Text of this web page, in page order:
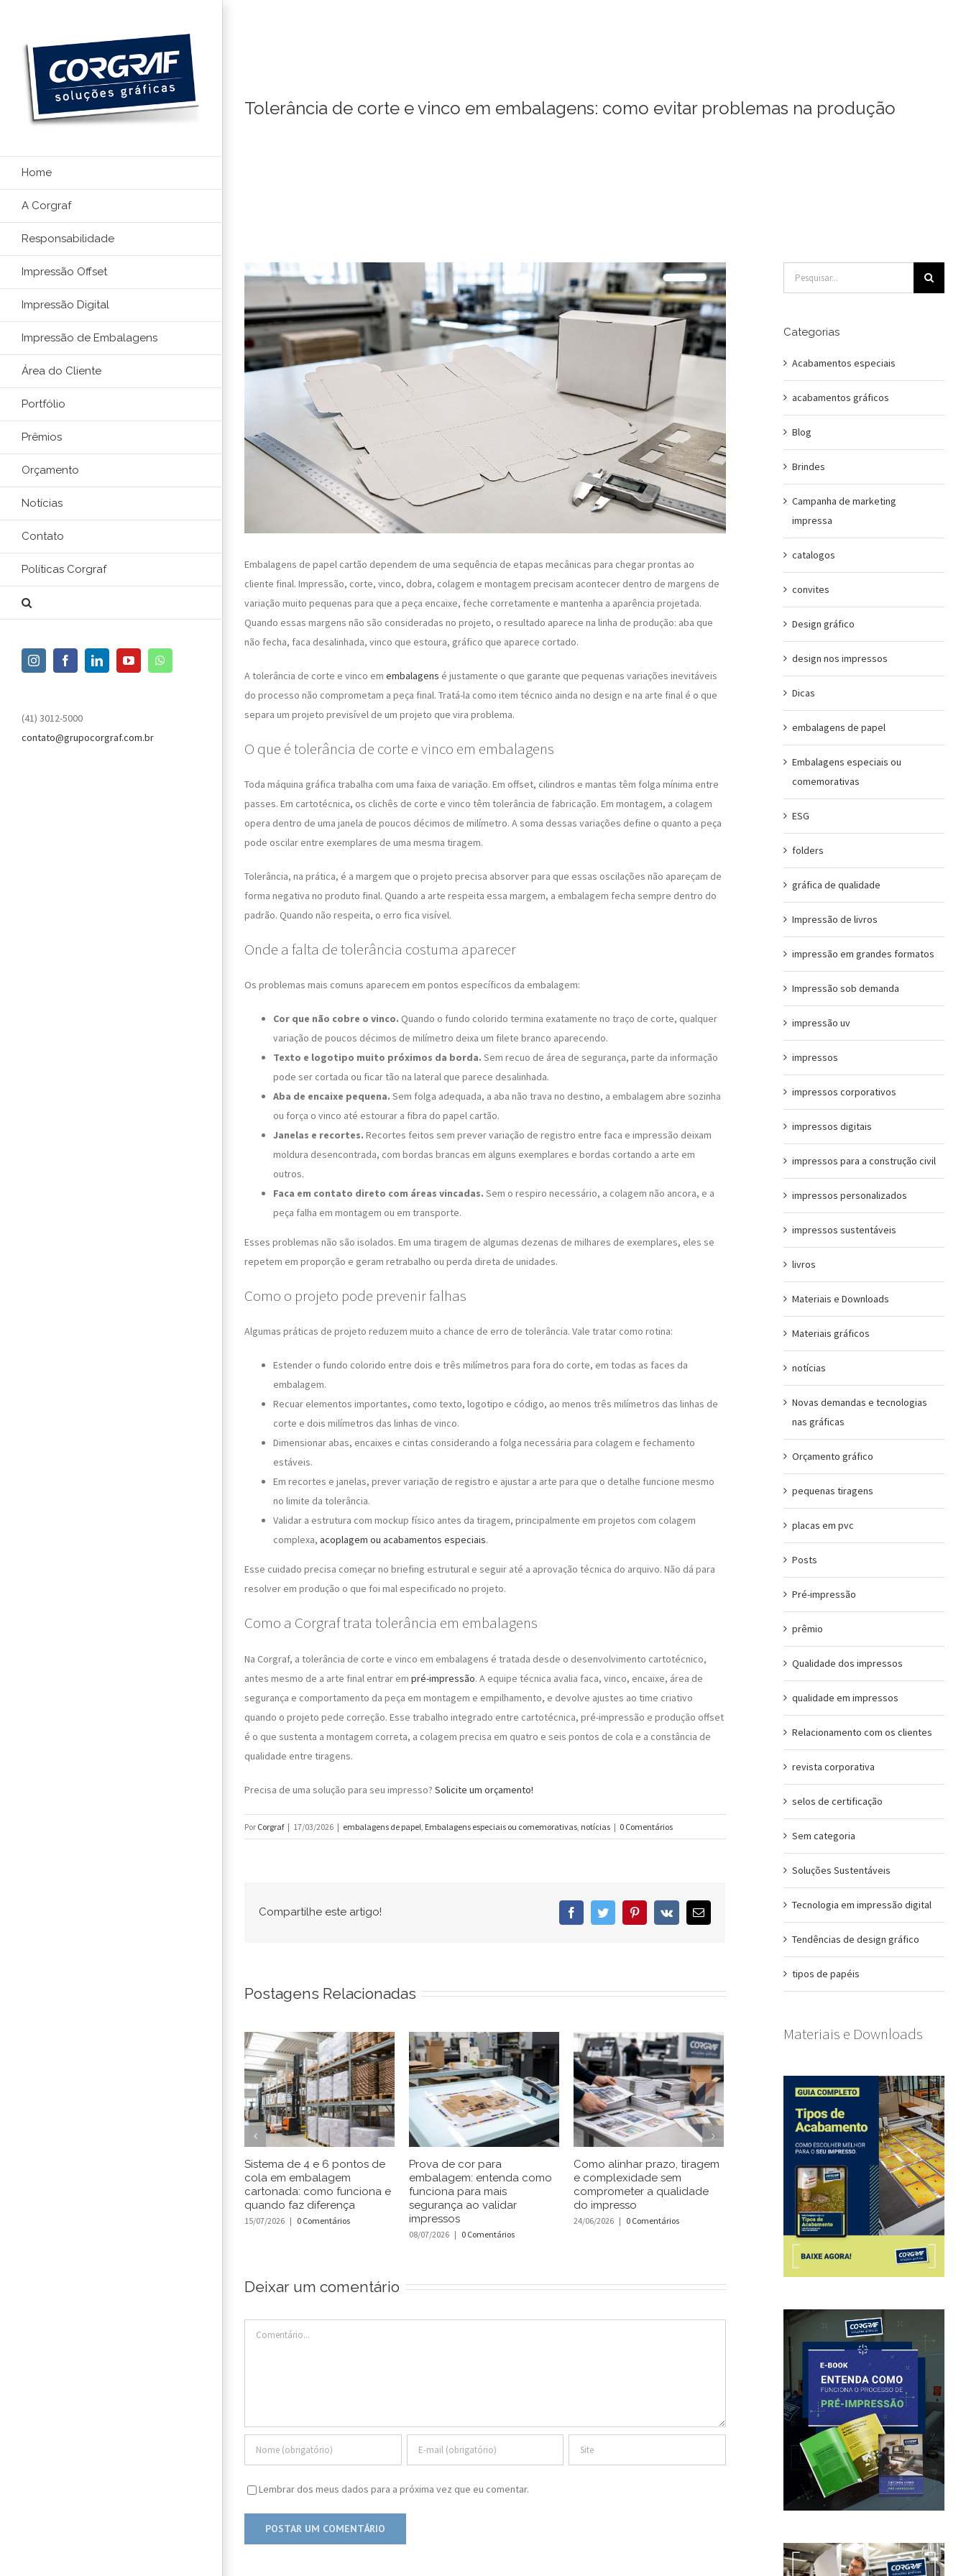
conteúdo
Home
A Corgraf
Responsabilidade
Impressão Offset
Impressão Digital
Impressão de Embalagens
Área do Cliente
Portfólio
Prêmios
Orçamento
Notícias
Contato
Políticas Corgraf
InstagramFacebookLinkedInYouTube
(41) 3012-5000
contato@grupocorgraf.com.br
Tolerância de corte e vinco em embalagens: como evitar problemas na produção
Embalagens de papel cartão dependem de uma sequência de etapas mecânicas para chegar prontas ao
cliente final. Impressão, corte, vinco, dobra, colagem e montagem precisam acontecer dentro de margens de
variação muito pequenas para que a peça encaixe, feche corretamente e mantenha a aparência projetada.
Quando essas margens não são consideradas no projeto, o resultado aparece na linha de produção: aba que
não fecha, faca desalinhada, vinco que estoura, gráfico que aparece cortado.
A tolerância de corte e vinco em embalagens é justamente o que garante que pequenas variações inevitáveis
do processo não comprometam a peça final. Tratá-la como item técnico ainda no design e na arte final é o que
separa um projeto previsível de um projeto que vira problema.
O que é tolerância de corte e vinco em embalagens
Toda máquina gráfica trabalha com uma faixa de variação. Em offset, cilindros e mantas têm folga mínima entre
passes. Em cartotécnica, os clichês de corte e vinco têm tolerância de fabricação. Em montagem, a colagem
opera dentro de uma janela de poucos décimos de milímetro. A soma dessas variações define o quanto a peça
pode oscilar entre exemplares de uma mesma tiragem.
Tolerância, na prática, é a margem que o projeto precisa absorver para que essas oscilações não apareçam de
forma negativa no produto final. Quando a arte respeita essa margem, a embalagem fecha sempre dentro do
padrão. Quando não respeita, o erro fica visível.
Onde a falta de tolerância costuma aparecer
Os problemas mais comuns aparecem em pontos específicos da embalagem:
Cor que não cobre o vinco. Quando o fundo colorido termina exatamente no traço de corte, qualquer
variação de poucos décimos de milímetro deixa um filete branco aparecendo.
Texto e logotipo muito próximos da borda. Sem recuo de área de segurança, parte da informação
pode ser cortada ou ficar tão na lateral que parece desalinhada.
Aba de encaixe pequena. Sem folga adequada, a aba não trava no destino, a embalagem abre sozinha
ou força o vinco até estourar a fibra do papel cartão.
Janelas e recortes. Recortes feitos sem prever variação de registro entre faca e impressão deixam
moldura desencontrada, com bordas brancas em alguns exemplares e bordas cortando a arte em
outros.
Faca em contato direto com áreas vincadas. Sem o respiro necessário, a colagem não ancora, e a
peça falha em montagem ou em transporte.
Esses problemas não são isolados. Em uma tiragem de algumas dezenas de milhares de exemplares, eles se
repetem em proporção e geram retrabalho ou perda direta de unidades.
Como o projeto pode prevenir falhas
Algumas práticas de projeto reduzem muito a chance de erro de tolerância. Vale tratar como rotina:
Estender o fundo colorido entre dois e três milímetros para fora do corte, em todas as faces da
embalagem.
Recuar elementos importantes, como texto, logotipo e código, ao menos três milímetros das linhas de
corte e dois milímetros das linhas de vinco.
Dimensionar abas, encaixes e cintas considerando a folga necessária para colagem e fechamento
estáveis.
Em recortes e janelas, prever variação de registro e ajustar a arte para que o detalhe funcione mesmo
no limite da tolerância.
Validar a estrutura com mockup físico antes da tiragem, principalmente em projetos com colagem
complexa, acoplagem ou acabamentos especiais.
Esse cuidado precisa começar no briefing estrutural e seguir até a aprovação técnica do arquivo. Não dá para
resolver em produção o que foi mal especificado no projeto.
Como a Corgraf trata tolerância em embalagens
Na Corgraf, a tolerância de corte e vinco em embalagens é tratada desde o desenvolvimento cartotécnico,
antes mesmo de a arte final entrar em pré-impressão. A equipe técnica avalia faca, vinco, encaixe, área de
segurança e comportamento da peça em montagem e empilhamento, e devolve ajustes ao time criativo
quando o projeto pede correção. Esse trabalho integrado entre cartotécnica, pré-impressão e produção offset
é o que sustenta a montagem correta, a colagem precisa em quatro e seis pontos de cola e a constância de
qualidade entre tiragens.
Precisa de uma solução para seu impresso? Solicite um orçamento!
Por Corgraf | 17/03/2026 | embalagens de papel Embalagens especiais ou comemorativas notícias | 0 Comentários
Compartilhe este artigo! FacebookTwitter PinterestVk
E-
mail
Postagens Relacionadas
Sistema de 4 e 6 pontos de
cola em embalagem
cartonada: como funciona e
quando faz diferença
15/07/2026 | 0 Comentários
Prova de cor para
embalagem: entenda como
funciona para mais
segurança ao validar
impressos
08/07/2026 | 0 Comentários
Como alinhar prazo, tiragem
e complexidade sem
comprometer a qualidade
do impresso
24/06/2026 | 0 Comentários
Entenda porque o
desenvolvimento
cartotécnico de embalagens
começa muito antes do
projeto de faca
| 0 Comentários
Retícula
impressão
você
impressos
10/06/2026
Deixar um comentário
Comentário
Lembrar dos meus dados para a próxima vez que eu comentar.
resultados
Categorias
Acabamentos especiais
acabamentos gráficos
Blog
Brindes
Campanha de marketing
impressa
catalogos
convites
Design gráfico
design nos impressos
Dicas
embalagens de papel
Embalagens especiais ou
comemorativas
ESG
folders
gráfica de qualidade
Impressão de livros
impressão em grandes formatos
Impressão sob demanda
impressão uv
impressos
impressos corporativos
impressos digitais
impressos para a construção civil
impressos personalizados
impressos sustentáveis
livros
Materiais e Downloads
Materiais gráficos
notícias
Novas demandas e tecnologias
nas gráficas
Orçamento gráfico
pequenas tiragens
placas em pvc
Posts
Pré-impressão
prêmio
Qualidade dos impressos
qualidade em impressos
Relacionamento com os clientes
revista corporativa
selos de certificação
Sem categoria
Soluções Sustentáveis
Tecnologia em impressão digital
Tendências de design gráfico
tipos de papéis
Materiais e Downloads